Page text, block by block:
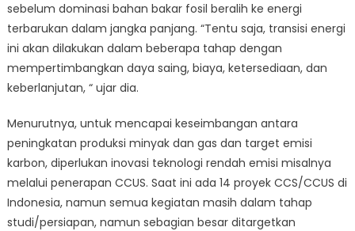
sebelum dominasi bahan bakar fosil beralih ke energi
terbarukan dalam jangka panjang. “Tentu saja, transisi energi
ini akan dilakukan dalam beberapa tahap dengan
mempertimbangkan daya saing, biaya, ketersediaan, dan
keberlanjutan, “ ujar dia.
Menurutnya, untuk mencapai keseimbangan antara
peningkatan produksi minyak dan gas dan target emisi
karbon, diperlukan inovasi teknologi rendah emisi misalnya
melalui penerapan CCUS. Saat ini ada 14 proyek CCS/CCUS di
Indonesia, namun semua kegiatan masih dalam tahap
studi/persiapan, namun sebagian besar ditargetkan